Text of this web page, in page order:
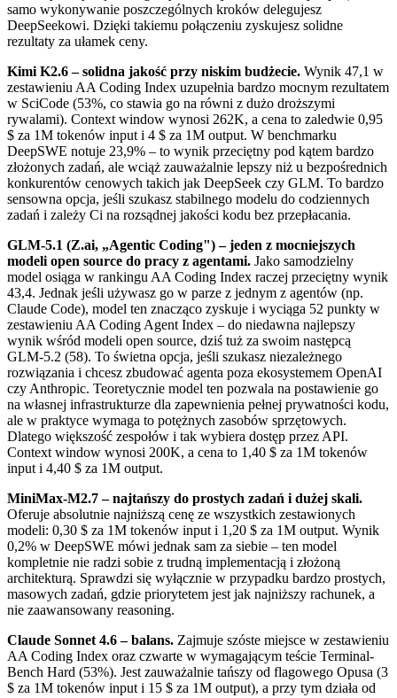
samo wykonywanie poszczególnych kroków delegujesz
DeepSeekowi. Dzięki takiemu połączeniu zyskujesz solidne
rezultaty za ułamek ceny.
Kimi K2.6 – solidna jakość przy niskim budżecie. Wynik 47,1 w
zestawieniu AA Coding Index uzupełnia bardzo mocnym rezultatem
w SciCode (53%, co stawia go na równi z dużo droższymi
rywalami). Context window wynosi 262K, a cena to zaledwie 0,95
$ za 1M tokenów input i 4 $ za 1M output. W benchmarku
DeepSWE notuje 23,9% – to wynik przeciętny pod kątem bardzo
złożonych zadań, ale wciąż zauważalnie lepszy niż u bezpośrednich
konkurentów cenowych takich jak DeepSeek czy GLM. To bardzo
sensowna opcja, jeśli szukasz stabilnego modelu do codziennych
zadań i zależy Ci na rozsądnej jakości kodu bez przepłacania.
GLM-5.1 (Z.ai, „Agentic Coding") – jeden z mocniejszych
modeli open source do pracy z agentami. Jako samodzielny
model osiąga w rankingu AA Coding Index raczej przeciętny wynik
43,4. Jednak jeśli używasz go w parze z jednym z agentów (np.
Claude Code), model ten znacząco zyskuje i wyciąga 52 punkty w
zestawieniu AA Coding Agent Index – do niedawna najlepszy
wynik wśród modeli open source, dziś tuż za swoim następcą
GLM-5.2 (58). To świetna opcja, jeśli szukasz niezależnego
rozwiązania i chcesz zbudować agenta poza ekosystemem OpenAI
czy Anthropic. Teoretycznie model ten pozwala na postawienie go
na własnej infrastrukturze dla zapewnienia pełnej prywatności kodu,
ale w praktyce wymaga to potężnych zasobów sprzętowych.
Dlatego większość zespołów i tak wybiera dostęp przez API.
Context window wynosi 200K, a cena to 1,40 $ za 1M tokenów
input i 4,40 $ za 1M output.
MiniMax-M2.7 – najtańszy do prostych zadań i dużej skali.
Oferuje absolutnie najniższą cenę ze wszystkich zestawionych
modeli: 0,30 $ za 1M tokenów input i 1,20 $ za 1M output. Wynik
0,2% w DeepSWE mówi jednak sam za siebie – ten model
kompletnie nie radzi sobie z trudną implementacją i złożoną
architekturą. Sprawdzi się wyłącznie w przypadku bardzo prostych,
masowych zadań, gdzie priorytetem jest jak najniższy rachunek, a
nie zaawansowany reasoning.
Claude Sonnet 4.6 – balans. Zajmuje szóste miejsce w zestawieniu
AA Coding Index oraz czwarte w wymagającym teście Terminal-
Bench Hard (53%). Jest zauważalnie tańszy od flagowego Opusa (3
$ za 1M tokenów input i 15 $ za 1M output), a przy tym działa od